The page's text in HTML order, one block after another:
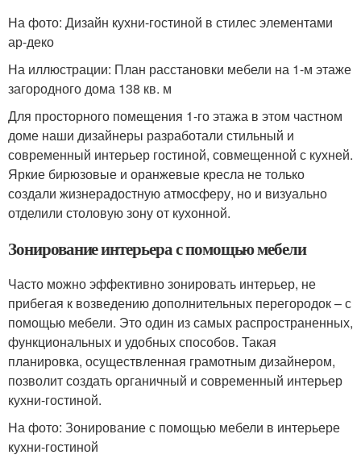
На фото: Дизайн кухни-гостиной в стилес элементами
ар-деко
На иллюстрации: План расстановки мебели на 1-м этаже
загородного дома 138 кв. м
Для просторного помещения 1-го этажа в этом частном
доме наши дизайнеры разработали стильный и
современный интерьер гостиной, совмещенной с кухней.
Яркие бирюзовые и оранжевые кресла не только
создали жизнерадостную атмосферу, но и визуально
отделили столовую зону от кухонной.
Зонирование интерьера с помощью мебели
Часто можно эффективно зонировать интерьер, не
прибегая к возведению дополнительных перегородок – с
помощью мебели. Это один из самых распространенных,
функциональных и удобных способов. Такая
планировка, осуществленная грамотным дизайнером,
позволит создать органичный и современный интерьер
кухни-гостиной.
На фото: Зонирование с помощью мебели в интерьере
кухни-гостиной